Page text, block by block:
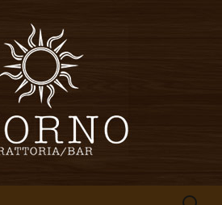
のイタリアン「イ
ョルノ～GIORNO
GIORNO～」からのお知
検